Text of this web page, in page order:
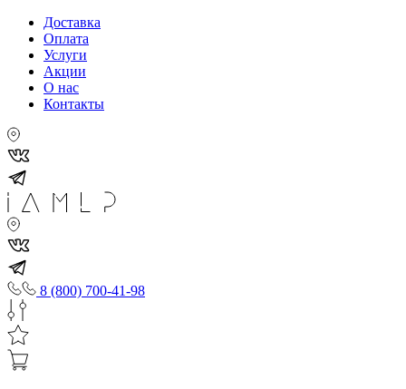
Доставка
Оплата
Услуги
Акции
О нас
Контакты
8 (800) 700-41-98